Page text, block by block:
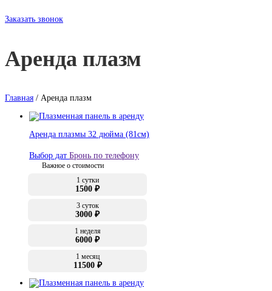
Заказать звонок
Аренда плазм
Главная / Аренда плазм
Аренда плазмы 32 дюйма (81см)
Выбор дат Бронь по телефону
Важное о стоимости
1 сутки
1500 ₽
3 суток
3000 ₽
1 неделя
6000 ₽
1 месяц
11500 ₽